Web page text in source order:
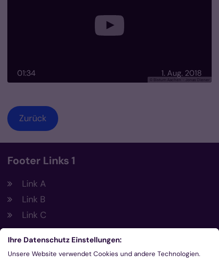
1. Aug. 2018
01:34
© Bistum Aachen - Jonas Diener
Zurück
Footer Links 1
Link A
Link B
Link C
Footer Links 2